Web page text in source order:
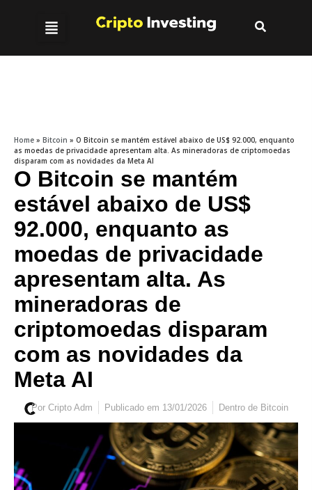
Home » Bitcoin » O Bitcoin se mantém estável abaixo de US$ 92.000, enquanto
as moedas de privacidade apresentam alta. As mineradoras de criptomoedas
disparam com as novidades da Meta AI
O Bitcoin se mantém
estável abaixo de US$
92.000, enquanto as
moedas de privacidade
apresentam alta. As
mineradoras de
criptomoedas disparam
com as novidades da
Meta AI
Por Cripto Adm Publicado em 13/01/2026 Dentro de Bitcoin